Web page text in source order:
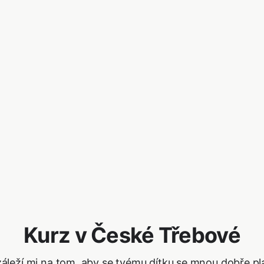
Kurz v České Třebové